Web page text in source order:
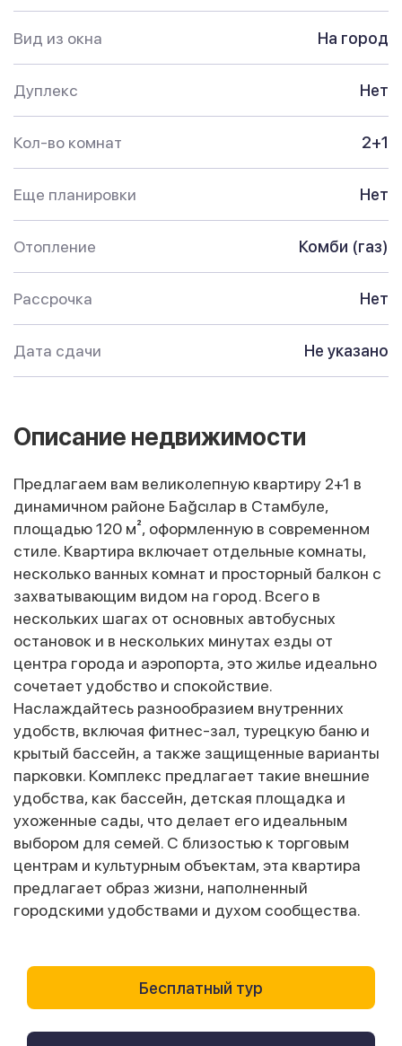
Вид из окна На город
Дуплекс Нет
Кол-во комнат 2+1
Еще планировки Нет
Отопление Комби (газ)
Рассрочка Нет
Дата сдачи Не указано
Описание недвижимости
Предлагаем вам великолепную квартиру 2+1 в
динамичном районе Баğcıлар в Стамбуле,
площадью 120 м², оформленную в современном
стиле. Квартира включает отдельные комнаты,
несколько ванных комнат и просторный балкон с
захватывающим видом на город. Всего в
нескольких шагах от основных автобусных
остановок и в нескольких минутах езды от
центра города и аэропорта, это жилье идеально
сочетает удобство и спокойствие.
Наслаждайтесь разнообразием внутренних
удобств, включая фитнес-зал, турецкую баню и
крытый бассейн, а также защищенные варианты
парковки. Комплекс предлагает такие внешние
удобства, как бассейн, детская площадка и
ухоженные сады, что делает его идеальным
выбором для семей. С близостью к торговым
центрам и культурным объектам, эта квартира
предлагает образ жизни, наполненный
городскими удобствами и духом сообщества.
Бесплатный тур